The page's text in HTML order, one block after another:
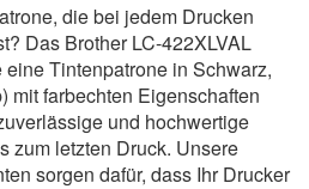
die bei jedem Drucken
Das Brother LC-422XLVAL
Tintenpatrone in Schwarz,
mit farbechten Eigenschaften
und hochwertige
zum letzten Druck. Unsere
sorgen dafür, dass Ihr Drucker